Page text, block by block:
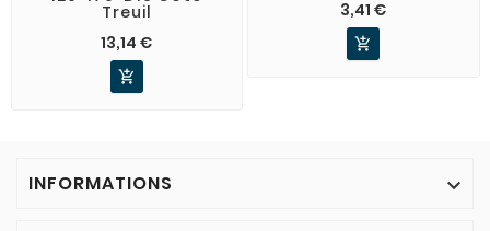
Treuil
13,14 €

3,41 €

INFORMATIONS 